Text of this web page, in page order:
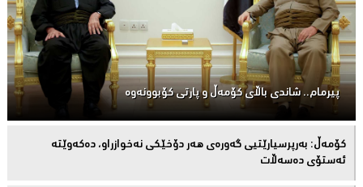
پیرمام.. شاندی باڵای كۆمه‌ڵ و پارتی كۆبوونه‌وه‌
كۆمەڵ: بەرپرسیارێتیی گەورەی هەر دۆخێکی نەخوازراو، دەكەوێتە
ئەستۆی دەسەڵات